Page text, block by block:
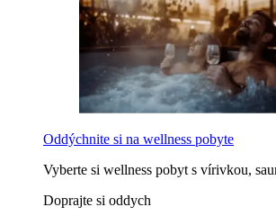
Oddýchnite si na wellness pobyte
Vyberte si wellness pobyt s vírivkou,
Doprajte si oddych